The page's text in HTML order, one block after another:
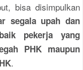
bisa disimpulkan
segala upah dan
baik pekerja yang
PHK maupun
.